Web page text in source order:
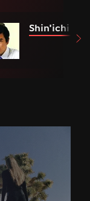
Shin'ichi